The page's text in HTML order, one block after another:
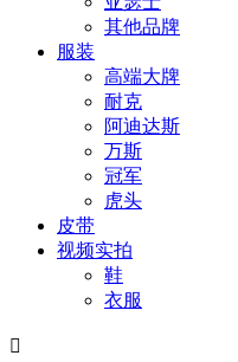
其他品牌
服装
高端大牌
耐克
阿迪达斯
万斯
冠军
虎头
皮带
视频实拍
鞋
衣服
